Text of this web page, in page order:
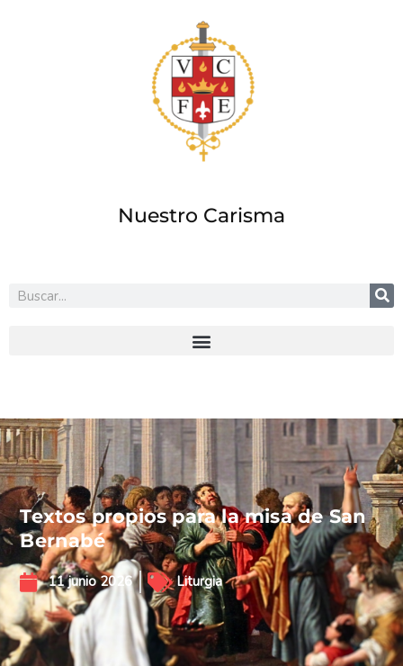
Nuestro Carisma
Textos propios para la misa de San
Bernabé
11 junio 2026 Liturgia